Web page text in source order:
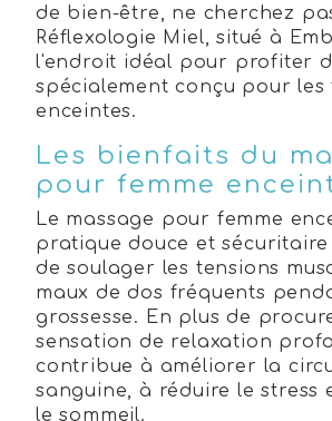
de bien-être, ne cherchez
Réflexologie Miel, situé à
l'endroit idéal pour profiter
spécialement conçu pour les
enceintes.
Les bienfaits du
pour femme
Le massage pour femme
pratique douce et
de soulager les tensions
maux de dos fréquents
grossesse. En plus de
sensation de relaxation
contribue à améliorer la
sanguine, à réduire le stress
le sommeil.